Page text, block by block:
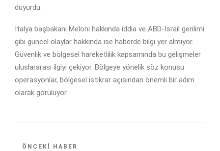
duyurdu.
İtalya başbakanı Meloni hakkında iddia ve ABD-İsrail gerilimi
gibi güncel olaylar hakkında ise haberde bilgi yer almıyor.
Güvenlik ve bölgesel hareketlilik kapsamında bu gelişmeler
uluslararası ilgiyi çekiyor. Bölgeye yönelik söz konusu
operasyonlar, bölgesel istikrar açısından önemli bir adım
olarak görülüyor.
ÖNCEKI HABER